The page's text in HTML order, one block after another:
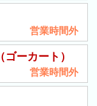
営業時間外
ーカート）
営業時間外